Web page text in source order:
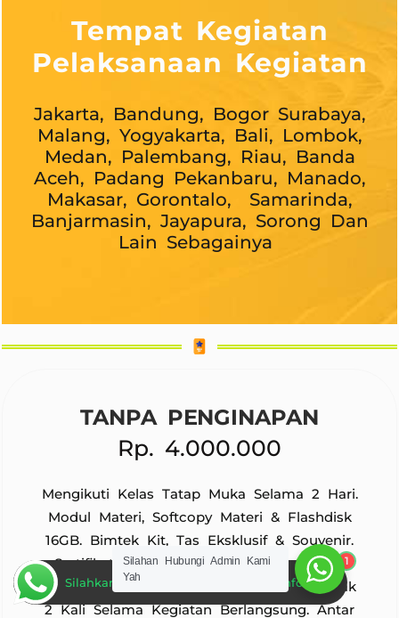
Tempat Kegiatan
Pelaksanaan Kegiatan
Jakarta, Bandung, Bogor Surabaya,
Malang, Yogyakarta, Bali, Lombok,
Medan, Palembang, Riau, Banda
Aceh, Padang Pekanbaru, Manado,
Makasar, Gorontalo, Samarinda,
Banjarmasin, Jayapura, Sorong Dan
Lain Sebagainya
TANPA PENGINAPAN
Rp. 4.000.000
Mengikuti Kelas Tatap Muka Selama 2 Hari.
Modul Materi, Softcopy Materi & Flashdisk
16GB. Bimtek Kit, Tas Eksklusif & Souvenir.
Sertifikat Pelatihan. Makan Siang Selama
Kegiatan Berlangsung. Coffebreak Sebanyak
2 Kali Selama Kegiatan Berlangsung. Antar
Silahan Hubungi Admin Kami
Yah
1
Silahkan Hubungi Admin Untuk Informasi